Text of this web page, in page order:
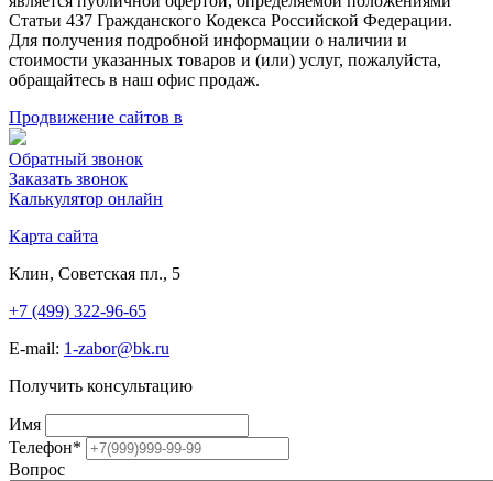
Статьи 437 Гражданского Кодекса Российской Федерации.
Для получения подробной информации о наличии и
стоимости указанных товаров и (или) услуг, пожалуйста,
обращайтесь в наш офис продаж.
Продвижение сайтов в
Обратный звонок
Заказать звонок
Калькулятор онлайн
Карта сайта
Клин, Советская пл., 5
+7 (499) 322-96-65
E-mail: 1-zabor@bk.ru
Получить консультацию
Имя
Телефон*
Вопрос